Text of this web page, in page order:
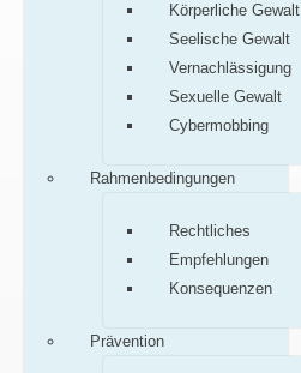
Körperliche Gewalt
Seelische Gewalt
Vernachlässigung
Sexuelle Gewalt
Cybermobbing
Rahmenbedingungen
Rechtliches
Empfehlungen
Konsequenzen
Prävention